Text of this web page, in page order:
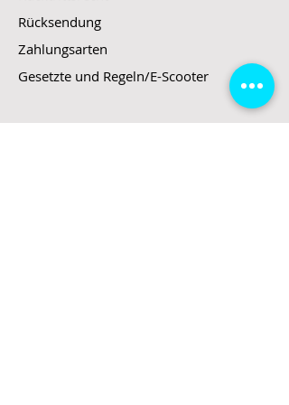
Rücksendung
Zahlungsarten
Gesetzte und Regeln/E-Scooter